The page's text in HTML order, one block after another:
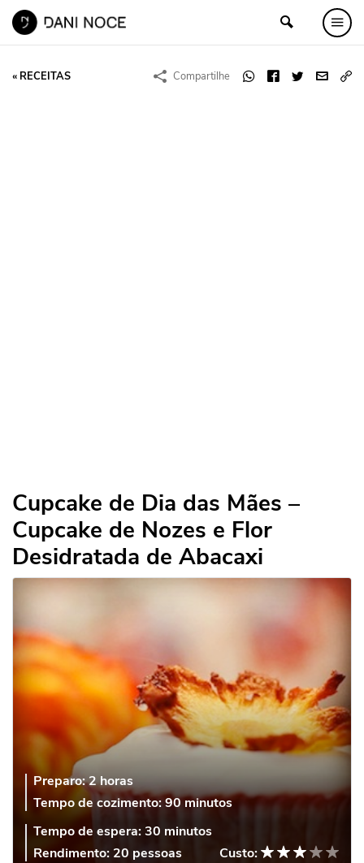
« RECEITAS Compartilhe
Cupcake de Dia das Mães –
Cupcake de Nozes e Flor
Desidratada de Abacaxi
Preparo:2 horas
Tempo de cozimento:90 minutos
Tempo de espera:30 minutos
Rendimento: 20 pessoas
Custo: